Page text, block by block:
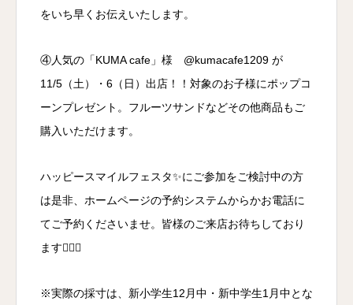
をいち早くお伝えいたします。
④人気の「KUMA cafe」様 @kumacafe1209 が
11/5（土）・6（日）出店！！対象のお子様にポップコ
ーンプレゼント。フルーツサンドなどその他商品もご
購入いただけます。
ハッピースマイルフェスタ✨にご参加をご検討中の方
は是非、ホームページの予約システムからかお電話に
てご予約くださいませ。皆様のご来店お待ちしており
ます🙇🏻‍♂️
※実際の採寸は、新小学生12月中・新中学生1月中とな